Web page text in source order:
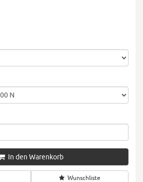
In den Warenkorb
Wunschliste